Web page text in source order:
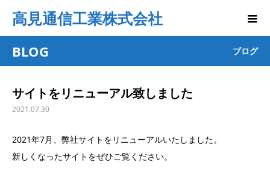
高見通信工業株式会社
BLOG ブログ
サイトをリニューアル致しました
2021.07.30
2021年7月、弊社サイトをリニューアルいたしました。
新しくなったサイトをぜひご覧ください。